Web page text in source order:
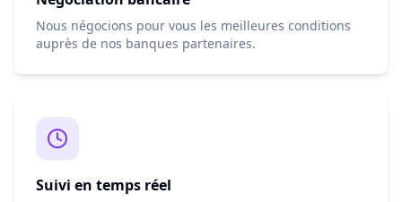
Nous négocions pour vous les meilleures conditions
auprès de nos banques partenaires.
Suivi en temps réel